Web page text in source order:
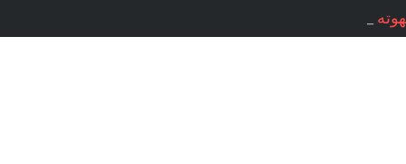
. . . ميسون أسعد / سوريا